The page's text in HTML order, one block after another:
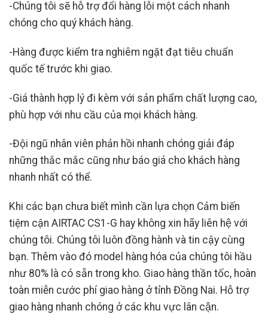
-Chúng tôi sẽ hỗ trợ đổi hàng lỗi một cách nhanh
chóng cho quý khách hàng.
-Hàng được kiểm tra nghiêm ngặt đạt tiêu chuẩn
quốc tế trước khi giao.
-Giá thành hợp lý đi kèm với sản phẩm chất lượng cao,
phù hợp với nhu cầu của mọi khách hàng.
-Đội ngũ nhân viên phản hồi nhanh chóng giải đáp
những thắc mắc cũng như báo giá cho khách hàng
nhanh nhất có thể.
Khi các bạn chưa biết mình cần lựa chọn Cảm biến
tiệm cận AIRTAC CS1-G hay không xin hãy liên hệ với
chúng tôi. Chúng tôi luôn đồng hành và tin cậy cùng
bạn. Thêm vào đó model hàng hóa của chúng tôi hầu
như 80% là có sẵn trong kho. Giao hàng thần tốc, hoàn
toàn miễn cước phí giao hàng ở tỉnh Đồng Nai. Hỗ trợ
giao hàng nhanh chóng ở các khu vực lân cận.